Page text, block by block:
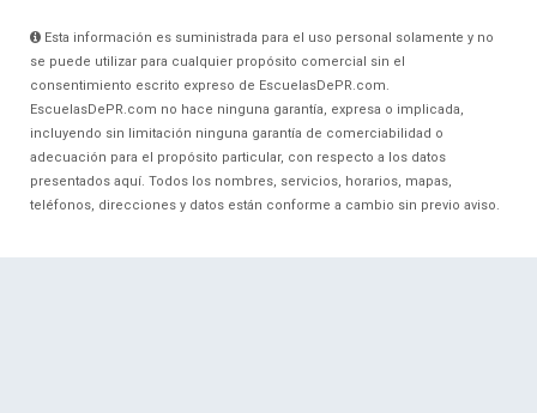
Esta información es suministrada para el uso personal solamente y no
se puede utilizar para cualquier propósito comercial sin el
consentimiento escrito expreso de EscuelasDePR.com.
EscuelasDePR.com no hace ninguna garantía, expresa o implicada,
incluyendo sin limitación ninguna garantía de comerciabilidad o
adecuación para el propósito particular, con respecto a los datos
presentados aquí. Todos los nombres, servicios, horarios, mapas,
teléfonos, direcciones y datos están conforme a cambio sin previo aviso.